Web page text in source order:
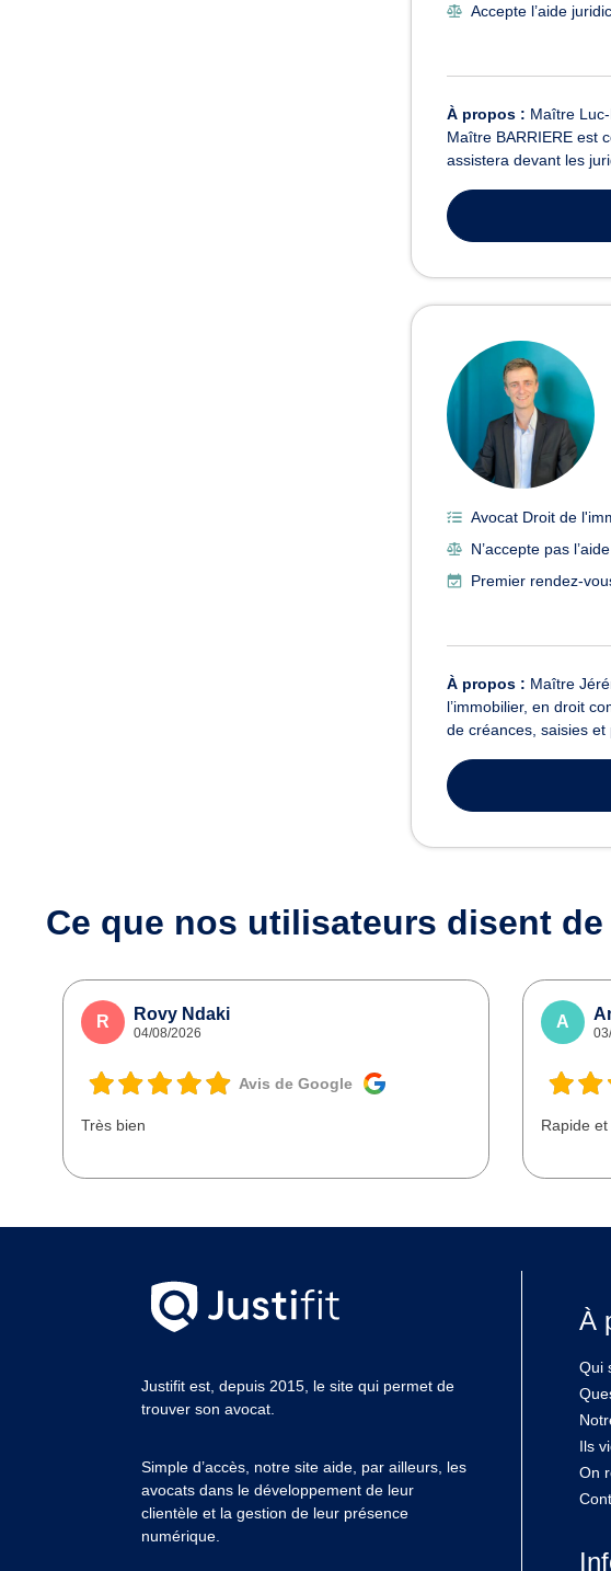
Accepte l’aide
À propos : Maître
Maître BARRIERE est
assistera devant les
Avocat Droit de
N’accepte pas
Premier rendez-
À propos : Maître
l’immobilier, en droit
de créances, saisies et
Ce que nos utilisateurs disent
R Rovy Ndaki
04/08/2026
Avis de Google
Très bien
A
Rapide
Justifit est, depuis 2015, le site qui permet de
trouver son avocat.
Simple d’accès, notre site aide, par ailleurs, les
avocats dans le développement de leur
clientèle et la gestion de leur présence
numérique.
À
Qui
Ils
On